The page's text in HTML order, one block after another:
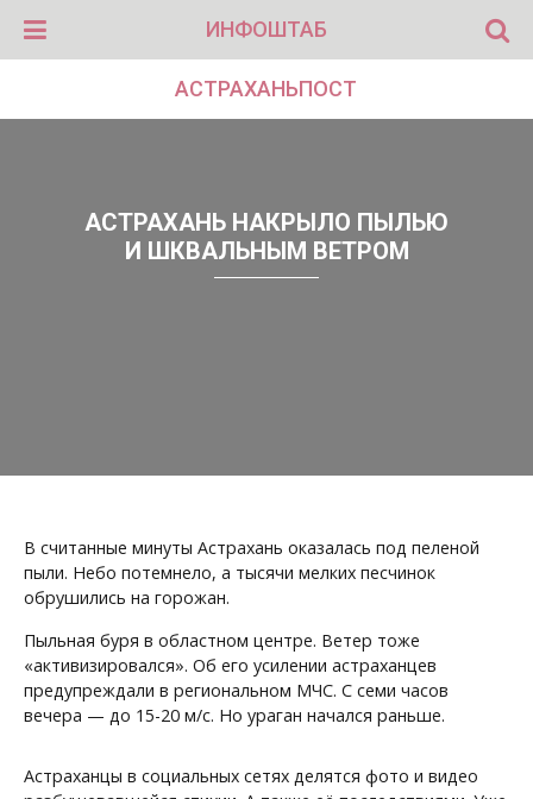
ИНФОШТАБ
АСТРАХАНЬПОСТ
АСТРАХАНЬ НАКРЫЛО ПЫЛЬЮ
И ШКВАЛЬНЫМ ВЕТРОМ
В считанные минуты Астрахань оказалась под пеленой
пыли. Небо потемнело, а тысячи мелких песчинок
обрушились на горожан.
Пыльная буря в областном центре. Ветер тоже
«активизировался». Об его усилении астраханцев
предупреждали в региональном МЧС. С семи часов
вечера — до 15-20 м/с. Но ураган начался раньше.
Астраханцы в социальных сетях делятся фото и видео